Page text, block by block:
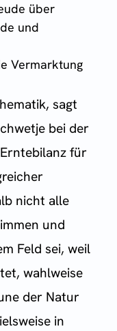
über
und
Vermarktung
sagt
bei der
für
nicht alle
und
Feld sei, weil
wahlweise
der Natur
in